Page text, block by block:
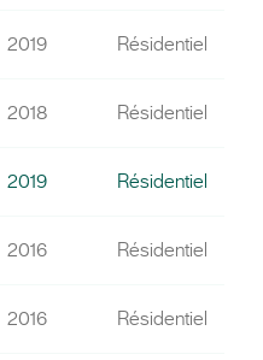
2019 Résidentiel
2018 Résidentiel
2019 Résidentiel
2016 Résidentiel
2016 Résidentiel